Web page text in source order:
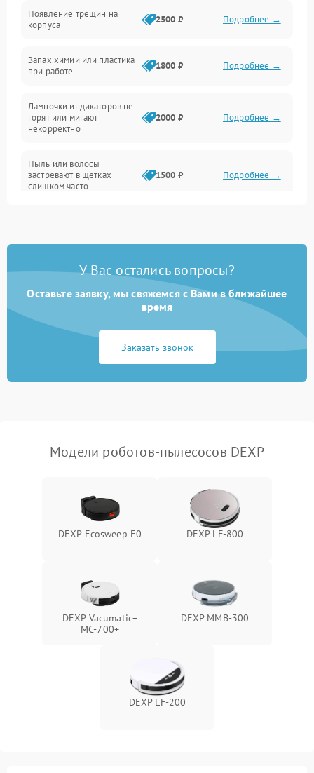
Проблемы с сигналом
Батарея
Программные сбои
Появление трещин на
корпуса
2500 ₽ Подробнее →
Запах химии или пластика
при работе
1800 ₽ Подробнее →
Лампочки индикаторов не
горят или мигают
некорректно
2000 ₽ Подробнее →
Пыль или волосы
застревают в щетках
слишком часто
1500 ₽ Подробнее →
У Вас остались вопросы?
Оставьте заявку, мы свяжемся с Вами в ближайшее
время
Заказать звонок
Модели роботов-пылесосов DEXP
DEXP Ecosweep E0 DEXP LF-800
DEXP Vacumatic+
MC-700+
DEXP MMB-300
DEXP LF-200